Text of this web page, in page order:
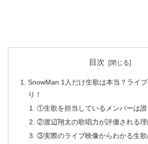
目次
SnowMan 1人だけ生歌は本当？ライ
り！
①生歌を担当しているメンバーは誰
②渡辺翔太の歌唱力が評価される理
③実際のライブ映像からわかる生歌